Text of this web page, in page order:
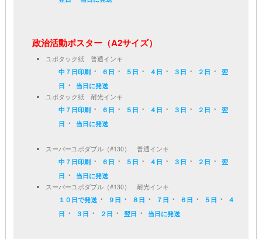
政治活動ポスター（A2サイズ）
ユポタック紙 普通インキ
中７日印刷 ・ ６日 ・ ５日 ・ ４日 ・ ３日 ・ ２日 ・翌
日 ・
当日に発送
ユポタック紙 耐光インキ
中７日印刷 ・ ６日 ・ ５日 ・ ４日 ・ ３日 ・ ２日 ・翌
日 ・ 当日に発送
スーパーユポダブル（#130） 普通インキ
中７日印刷 ・ ６日 ・ ５日 ・ ４日 ・ ３日 ・ ２日 ・翌
日 ・
当日に発送
スーパーユポダブル（#130） 耐光インキ
１０日で発送 ・ ９日 ・ ８日 ・ ７日 ・ ６日 ・ ５日 ・
４
日 ・ ３日 ・ ２日 ・翌日 ・ 当日に発送